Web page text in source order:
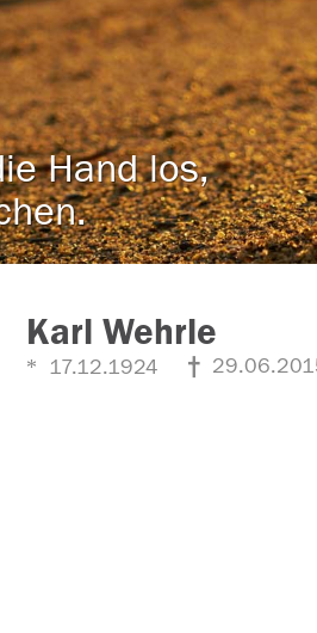
Hand los,
Karl Wehrle
17.12.1924